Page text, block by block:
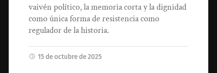
vaivén político, la memoria corta y la dignidad
como única forma de resistencia como
regulador de la historia.
15 de octubre de 2025